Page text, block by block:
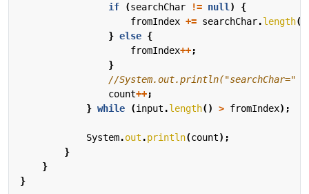
if
(searchChar != null )
{
fromIndex += searchChar.length
} else {
fromIndex++;
}
//System.out.println("searchChar="
count++;
} while (input .length() > fromIndex);
System.out .println(count);
}
}
}